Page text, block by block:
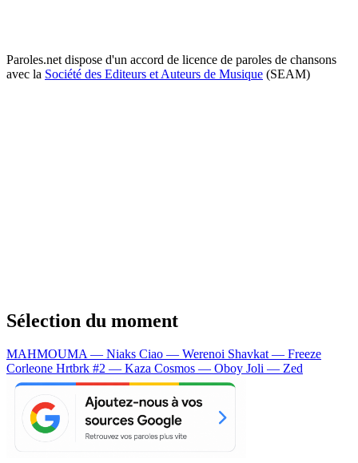
Paroles.net dispose d'un accord de licence de paroles de chansons
avec la Société des Editeurs et Auteurs de Musique (SEAM)
Sélection du moment
MAHMOUMA — Niaks Ciao — Werenoi Shavkat — Freeze
Corleone Hrtbrk #2 — Kaza Cosmos — Oboy Joli — Zed